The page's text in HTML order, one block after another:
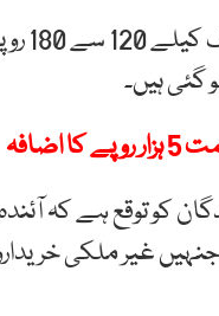
آج
گئی ہیں۔
غیر ملکی